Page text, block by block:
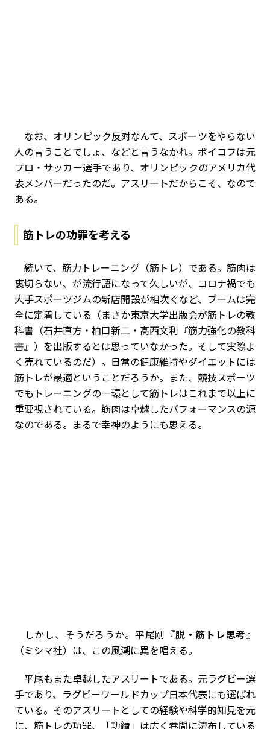
なお、オリンピック反対なんて、スポーツをやらない
人の言うことでしょ、などと言うなかれ。ボイコフは元
プロ・サッカー選手であり、オリンピックのアメリカ代
表メンバーだったのだ。アスリートだからこそ、なので
ある。
筋トレの功罪を考える
続いて、筋力トレーニング（筋トレ）である。筋肉は
裏切らない、が流行語になって久しいが、コロナ禍でも
大手スポーツジムの新店開設が相次ぐなど、ブームは完
全に定着している（まさか東京大学出版会が筋トレの教
科書（石井直方・柏口新二・髙西文利『筋力強化の教科
書』）を出版するとは思っていなかった。そして実際よ
く売れているのだ）。日常の健康維持やダイエットには
筋トレが最適ということだろうか。また、競技スポーツ
でもトレーニングの一環として筋トレはこれまで以上に
重要視されている。筋肉は卓越したパフォーマンスの源
なのである。まるで幸神のようにも思える。
しかし、そうだろうか。平尾剛『脱・筋トレ思考 』
（ミシマ社）は、この風潮に異を唱える。
平尾もまた卓越したアスリートである。元ラグビー選
手であり、ラグビーワールドカップ日本代表にも選ばれ
ている。そのアスリートとしての経験や科学的知見を元
に、筋トレの功罪、「功績」は広く巷間に流布している